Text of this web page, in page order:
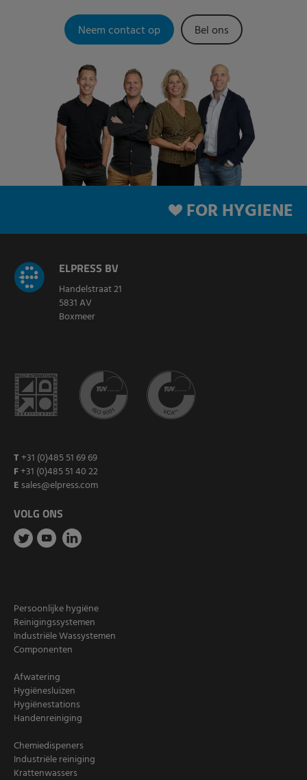
Neem contact op Bel ons
FOR HYGIENE
ELPRESS BV
Handelstraat 21
5831 AV
Boxmeer
T +31 (0)485 51 69 69
F+31 (0)485 51 40 22
E sales@elpress.com
VOLG ONS
Persoonlijke hygiëne
Reinigingssystemen
Industriële Wassystemen
Componenten
Afwatering
Hygiënesluizen
Hygiënestations
Handenreiniging
Chemiedispeners
Industriële reiniging
Krattenwassers